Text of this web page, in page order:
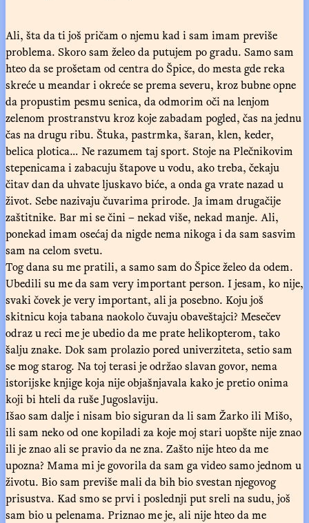
Ali, šta da ti još pričam o njemu kad i sam imam previše
problema. Skoro sam želeo da putujem po gradu. Samo sam
hteo da se prošetam od centra do Špice, do mesta gde reka
skreće u meandar i okreće se prema severu, kroz bubne opne
da propustim pesmu senica, da odmorim oči na lenjom
zelenom prostranstvu kroz koje zabadam pogled, čas na jednu
čas na drugu ribu. Štuka, pastrmka, šaran, klen, keder,
belica plotica… Ne razumem taj sport. Stoje na Plečnikovim
stepenicama i zabacuju štapove u vodu, ako treba, čekaju
čitav dan da uhvate ljuskavo biće, a onda ga vrate nazad u
život. Sebe nazivaju čuvarima prirode. Ja imam drugačije
zaštitnike. Bar mi se čini – nekad više, nekad manje. Ali,
ponekad imam osećaj da nigde nema nikoga i da sam sasvim
sam na celom svetu.
Tog dana su me pratili, a samo sam do Špice želeo da odem.
Ubedili su me da sam very important person. I jesam, ko nije,
svaki čovek je very important, ali ja posebno. Koju još
skitnicu koja tabana naokolo čuvaju obaveštajci? Mesečev
odraz u reci me je ubedio da me prate helikopterom, tako
šalju znake. Dok sam prolazio pored univerziteta, setio sam
se mog starog. Na toj terasi je održao slavan govor, nema
istorijske knjige koja nije objašnjavala kako je pretio onima
koji bi hteli da ruše Jugoslaviju.
Išao sam dalje i nisam bio siguran da li sam Žarko ili Mišo,
ili sam neko od one kopiladi za koje moj stari uopšte nije znao
ili je znao ali se pravio da ne zna. Zašto nije hteo da me
upozna? Mama mi je govorila da sam ga video samo jednom u
životu. Bio sam previše mali da bih bio svestan njegovog
prisustva. Kad smo se prvi i poslednji put sreli na sudu, još
sam bio u pelenama. Priznao me je, ali nije hteo da me